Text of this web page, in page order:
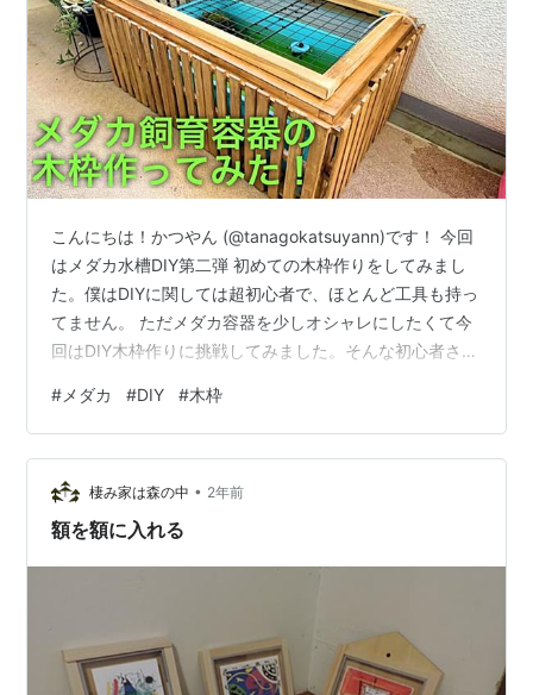
こんにちは！かつやん (@tanagokatsuyann)です！ 今回
はメダカ水槽DIY第二弾 初めての木枠作りをしてみまし
た。僕はDIYに関しては超初心者で、ほとんど工具も持っ
てません。 ただメダカ容器を少しオシャレにしたくて今
回はDIY木枠作りに挑戦してみました。そんな初心者さん
くDIY初心者で工具を何も持ってない方は必見です！ な
ぜならこの木枠電ノコや電動ドリル、電動ドライバー等
は一切使用していません。 つまり誰でも作れるよ！って
事です！メダカの木枠って作ってみたい方もいると思い
ます、正直いくらで作れるのか？どうやって作るのか気
# メダカ #DIY #木枠
棲み家は森の中 • 2年前
額を額に入れる